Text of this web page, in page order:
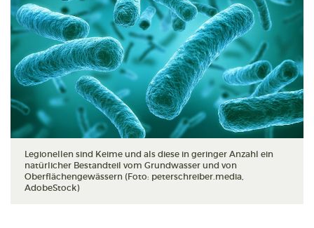
Legionellen sind Keime und als diese in geringer Anzahl ein
natürlicher Bestandteil vom Grundwasser und von
Oberflächengewässern (Foto: peterschreiber.media,
AdobeStock)